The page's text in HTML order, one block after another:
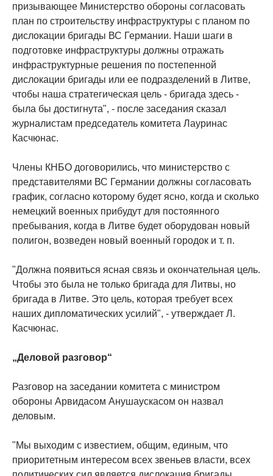
призывающее Министерство обороны согласовать
план по строительству инфраструктуры с планом по
дислокации бригады ВС Германии. Наши шаги в
подготовке инфраструктуры должны отражать
инфраструктурные решения по постепенной
дислокации бригады или ее подразделений в Литве,
чтобы наша стратегическая цель - бригада здесь -
была бы достигнута", - после заседания сказал
журналистам председатель комитета Лауринас
Касчюнас.
Члены КНБО договорились, что министерство с
представителями ВС Германии должны согласовать
график, согласно которому будет ясно, когда и сколько
немецкий военных прибудут для постоянного
пребывания, когда в Литве будет оборудован новый
полигон, возведен новый военный городок и т. п.
"Должна появиться ясная связь и окончательная цель.
Чтобы это была не только бригада для Литвы, но
бригада в Литве. Это цель, которая требует всех
наших дипломатических усилий", - утверждает Л.
Касчюнас.
„Деловой разговор“
Разговор на заседании комитета с министром
обороны Арвидасом Анушаускасом он назвал
деловым.
"Мы выходим с известием, общим, единым, что
приоритетным интересом всех звеньев власти, всех